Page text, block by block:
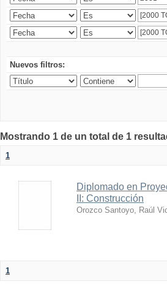
Nuevos filtros:
Mostrando 1 de un total de 1
1
Diplomado en
II: Construcción
Orozco Santoyo, Raúl
1